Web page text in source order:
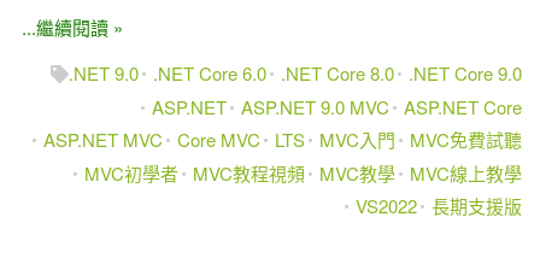
...繼續閱讀 »
.NET 9.0
.NET Core 6.0 .NET Core 8.0
.NET Core 9.0
ASP.NET ASP.NET 9.0 MVC
ASP.NET Core
ASP.NET MVC
Core MVC LTS MVC入門
MVC免費試聽
MVC初學者
MVC教程視頻 MVC教學
MVC線上教學
VS2022 長期支援版